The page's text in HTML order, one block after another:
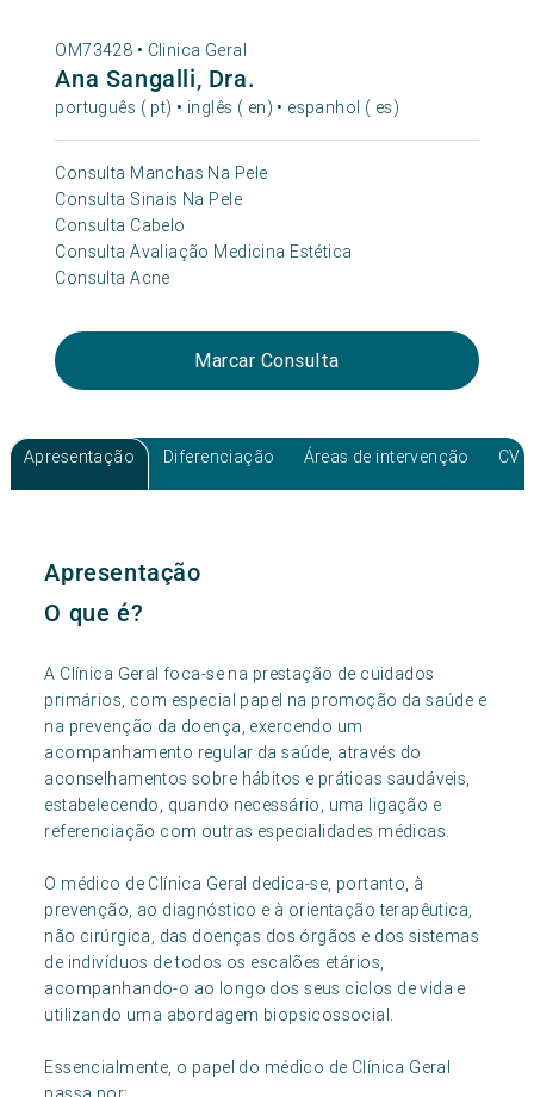
OM73428 • Clinica Geral
Ana Sangalli, Dra.
português ( pt) • inglês ( en) • espanhol ( es)
Consulta Manchas Na Pele
Consulta Sinais Na Pele
Consulta Cabelo
Consulta Avaliação Medicina Estética
Consulta Acne
Marcar Consulta
Apresentação Diferenciação Áreas de intervenção CV
Apresentação
O que é?
A Clínica Geral foca-se na prestação de cuidados
primários, com especial papel na promoção da saúde e
na prevenção da doença, exercendo um
acompanhamento regular da saúde, através do
aconselhamentos sobre hábitos e práticas saudáveis,
estabelecendo, quando necessário, uma ligação e
referenciação com outras especialidades médicas.
O médico de Clínica Geral dedica-se, portanto, à
prevenção, ao diagnóstico e à orientação terapêutica,
não cirúrgica, das doenças dos órgãos e dos sistemas
de indivíduos de todos os escalões etários,
acompanhando-o ao longo dos seus ciclos de vida e
utilizando uma abordagem biopsicossocial.
Essencialmente, o papel do médico de Clínica Geral